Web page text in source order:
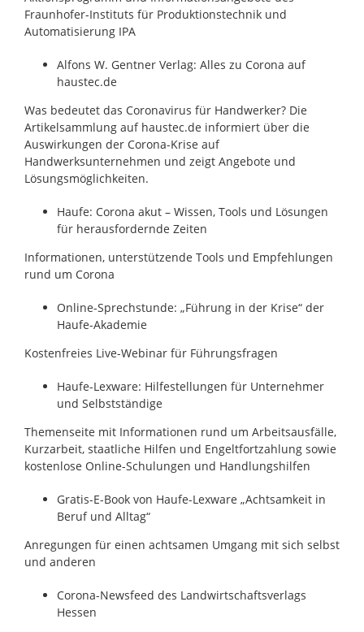
Fraunhofer-Instituts für Produktionstechnik und
Automatisierung IPA
Alfons W. Gentner Verlag: Alles zu Corona auf
haustec.de
Was bedeutet das Coronavirus für Handwerker? Die
Artikelsammlung auf haustec.de informiert über die
Auswirkungen der Corona-Krise auf
Handwerksunternehmen und zeigt Angebote und
Lösungsmöglichkeiten.
Haufe: Corona akut – Wissen, Tools und Lösungen
für herausfordernde Zeiten
Informationen, unterstützende Tools und Empfehlungen
rund um Corona
Online-Sprechstunde: „Führung in der Krise“ der
Haufe-Akademie
Kostenfreies Live-Webinar für Führungsfragen
Haufe-Lexware: Hilfestellungen für Unternehmer
und Selbstständige
Themenseite mit Informationen rund um Arbeitsausfälle,
Kurzarbeit, staatliche Hilfen und Engeltfortzahlung sowie
kostenlose Online-Schulungen und Handlungshilfen
Gratis-E-Book von Haufe-Lexware „Achtsamkeit in
Beruf und Alltag“
Anregungen für einen achtsamen Umgang mit sich selbst
und anderen
Corona-Newsfeed des Landwirtschaftsverlags
Hessen